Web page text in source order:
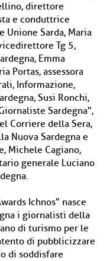
direttore
e conduttrice
Unione Sarda, Maria
Tg 5,
Emma
Portas, assessora
Informazione,
Susi Ronchi,
Sardegna",
Corriere della Sera,
Nuova Sardegna e
Michele Cagiano,
generale Luciano
Ichnos" nasce
i giornalisti della
di turismo per le
di pubblicizzare
di soddisfare